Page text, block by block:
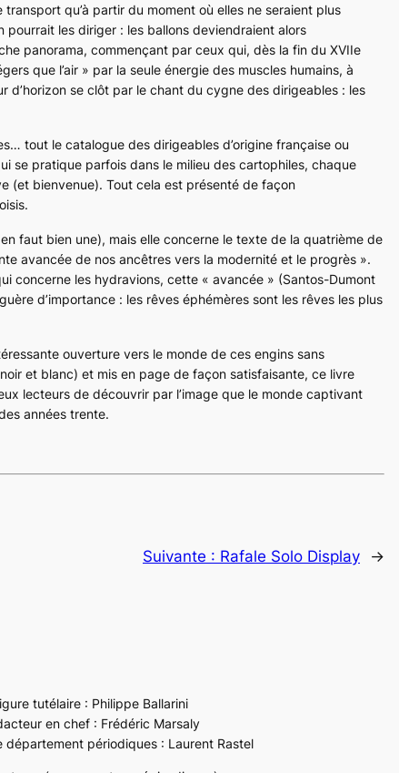
qu’à partir du moment où elles ne seraient plus
pourrait les diriger : les ballons deviendraient alors
panorama, commençant par ceux qui, dès la fin du XVIIe
que l’air » par la seule énergie des muscles humains, à
d’horizon se clôt par le chant du cygne des dirigeables : les
tout le catalogue des dirigeables d’origine française ou
se pratique parfois dans le milieu des cartophiles, chaque
(et bienvenue). Tout cela est présenté de façon
faut bien une), mais elle concerne le texte de la quatrième de
avancée de nos ancêtres vers la modernité et le progrès ».
concerne les hydravions, cette « avancée » (Santos-Dumont
d’importance : les rêves éphémères sont les rêves les plus
ouverture vers le monde de ces engins sans
et blanc) et mis en page de façon satisfaisante, ce livre
lecteurs de découvrir par l’image que le monde captivant
années trente.
Suivante : Rafale Solo Display →
tutélaire : Philippe Ballarini
en chef : Frédéric Marsaly
département périodiques : Laurent Rastel